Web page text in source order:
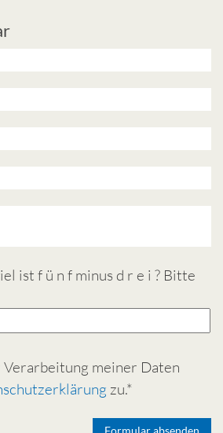
ist f ü n f minus d r e i ? Bitte
Verarbeitung meiner Daten
zu.*